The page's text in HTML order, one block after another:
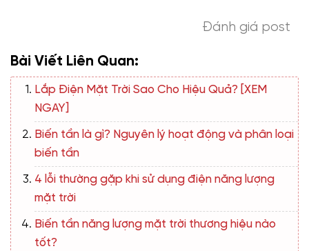
Đánh giá post
Bài Viết Liên Quan:
Lắp Điện Mặt Trời Sao Cho Hiệu Quả? [XEM
NGAY]
Biến tần là gì? Nguyên lý hoạt động và phân loại
biến tần
4 lỗi thường gặp khi sử dụng điện năng lượng
mặt trời
Biến tần năng lượng mặt trời thương hiệu nào
tốt?